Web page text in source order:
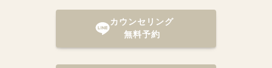
カウンセリング
無料予約